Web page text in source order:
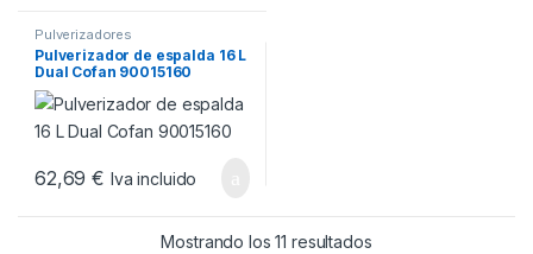
Pulverizadores
Pulverizador de espalda 16 L
Dual Cofan 90015160
62,69€ Iva incluido
Mostrando los 11 resultadosOrdenado por